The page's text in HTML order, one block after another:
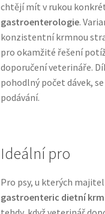
chtějí mít v rukou
gastroenterologie.
konzistentní krmnou
pro okamžité řešení
doporučení veterináře.
pohodlný počet dávek,
podávání.
Ideální pro
Pro psy, u kterých
gastroenteric dietní